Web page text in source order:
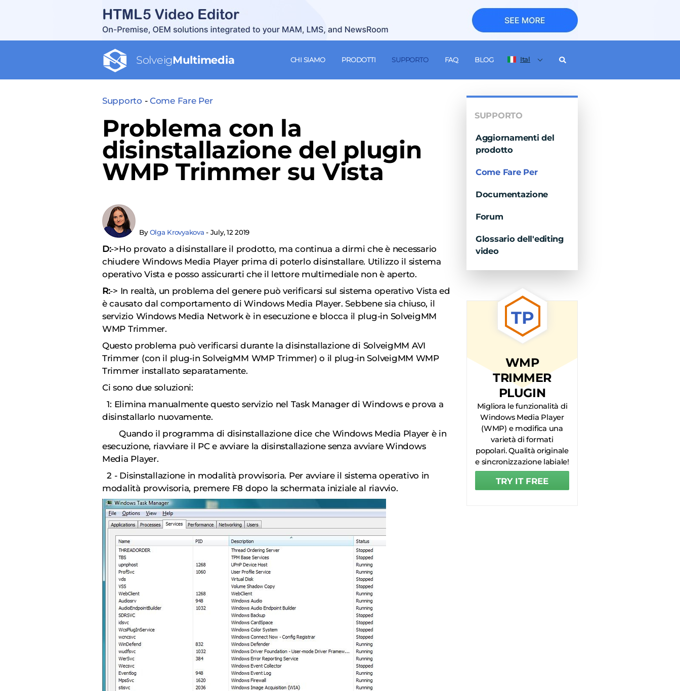
SolveigMultimedia CHI SIAMO PRODOTTI SUPPORTO FAQ BLOG Ital
Supporto - Come Fare Per
Problema con la
disinstallazione del plugin
WMP Trimmer su Vista
ByOlga Krovyakova - July, 12 2019
D:->Ho provato a disinstallare il prodotto, ma continua a dirmi che è necessario
chiudere Windows Media Player prima di poterlo disinstallare. Utilizzo il sistema
operativo Vista e posso assicurarti che il lettore multimediale non è aperto.
R:-> In realtà, un problema del genere può verificarsi sul sistema operativo Vista ed
è causato dal comportamento di Windows Media Player. Sebbene sia chiuso, il
servizio Windows Media Network è in esecuzione e blocca il plug-in SolveigMM
WMP Trimmer.
Questo problema può verificarsi durante la disinstallazione di SolveigMM AVI
Trimmer (con il plug-in SolveigMM WMP Trimmer) o il plug-in SolveigMM WMP
Trimmer installato separatamente.
Ci sono due soluzioni:
1: Elimina manualmente questo servizio nel Task Manager di Windows e prova a
disinstallarlo nuovamente.
Quando il programma di disinstallazione dice che Windows Media Player è in
esecuzione, riavviare il PC e avviare la disinstallazione senza avviare Windows
Media Player.
2 - Disinstallazione in modalità provvisoria. Per avviare il sistema operativo in
modalità provvisoria, premere F8 dopo la schermata iniziale al riavvio.
SUPPORTO
Aggiornamenti del
prodotto
Come Fare Per
Documentazione
Forum
Glossario dell'editing
video
TP
WMP
TRIMMER
PLUGIN
Migliora le funzionalità di
Windows Media Player
(WMP) e modifica una
varietà di formati
popolari. Qualità originale
e sincronizzazione labiale!
TRY IT FREE